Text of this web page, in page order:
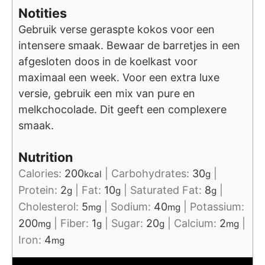
Notities
Gebruik verse geraspte kokos voor een
intensere smaak. Bewaar de barretjes in een
afgesloten doos in de koelkast voor
maximaal een week. Voor een extra luxe
versie, gebruik een mix van pure en
melkchocolade. Dit geeft een complexere
smaak.
Nutrition
Calories: 200kcal Carbohydrates: 30g
Protein: 2g Fat: 10g Saturated Fat: 8g
Cholesterol: 5mg Sodium: 40mg
Potassium:
200mg Fiber: 1g Sugar: 20g Calcium: 2mg
Iron: 4mg